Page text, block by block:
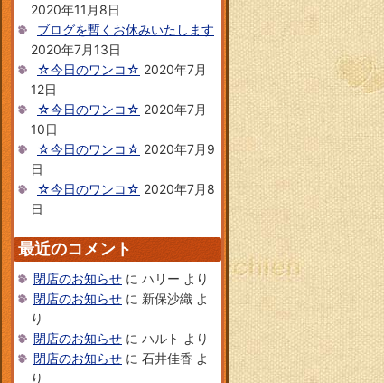
2020年11月8日
ブログを暫くお休みいたします
2020年7月13日
☆今日のワンコ☆ 2020年7月
12日
☆今日のワンコ☆ 2020年7月
10日
☆今日のワンコ☆ 2020年7月9
日
☆今日のワンコ☆ 2020年7月8
日
最近のコメント
閉店のお知らせ に ハリー より
閉店のお知らせ に 新保沙織 よ
り
閉店のお知らせ に ハルト より
閉店のお知らせ に 石井佳香 よ
り